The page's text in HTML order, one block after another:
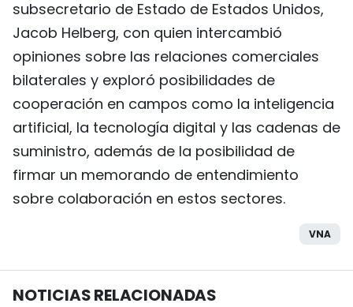
subsecretario de Estado de Estados Unidos,
Jacob Helberg, con quien intercambió
opiniones sobre las relaciones comerciales
bilaterales y exploró posibilidades de
cooperación en campos como la inteligencia
artificial, la tecnología digital y las cadenas de
suministro, además de la posibilidad de
firmar un memorando de entendimiento
sobre colaboración en estos sectores.
VNA
NOTICIAS RELACIONADAS